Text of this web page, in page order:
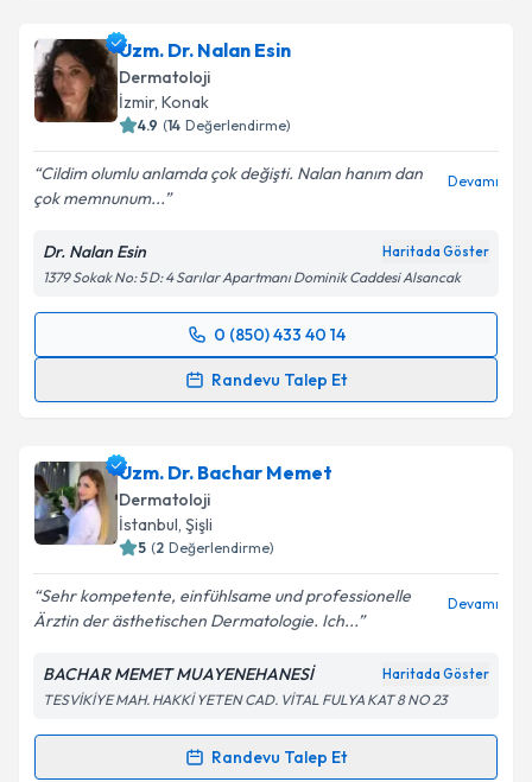
takvim hazırlandığında e-posta ile bilgilendireceğiz.
E-posta Adresiniz
kapsamda işlenmesini kabul ediyorum.
Takvim Talebini Gönder
Uzm. Dr. Nalan Esin
Dermatoloji
İzmir, Konak
4.9 (14 Değerlendirme)
Cildim olumlu anlamda çok değişti. Nalan hanım dan
çok memnunum...
Devamı
Dr. Nalan Esin Haritada Göster
1379 Sokak No: 5 D: 4 Sarılar Apartmanı Dominik Caddesi Alsancak
0 (850) 433 40 14
Randevu Talep Et
Randevu Takvimi Talebi
takvim hazırlandığında e-posta ile bilgilendireceğiz.
E-posta Adresiniz
Kişisel verilerimin işlenmesine ilişkin
'ni okudum ve kişisel verilerimin belirtilen
kapsamda işlenmesini kabul ediyorum.
Takvim Talebini Gönder
Uzm. Dr. Bachar Memet
Dermatoloji
İstanbul, Şişli
5 (2 Değerlendirme)
Sehr kompetente, einfühlsame und professionelle
Ärztin der ästhetischen Dermatologie. Ich...
Devamı
BACHAR MEMET MUAYENEHANESİ Haritada Göster
TESVİKİYE MAH. HAKKİ YETEN CAD. VİTAL FULYA KAT 8 NO 23
Randevu Talep Et
Randevu Takvimi Talebi